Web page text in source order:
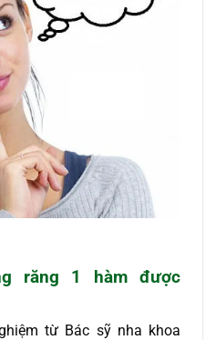
răng 1 hàm được
từ Bác sỹ nha khoa